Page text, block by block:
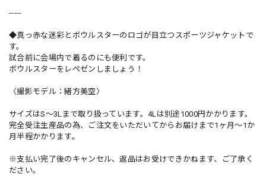
-----
◆真っ赤な迷彩とボウルスターのロゴが目立つスポーツジャケットで
す。
試合前に会場内で着るのにも便利です。
ボウルスターをレペゼンしましょう！
〈撮影モデル：緒方美空〉
サイズはS～3Lまで取り扱っています。4Lは別途1000円かかります。
完全受注生産品の為、ご注文をいただいてからお届けまで1ヶ月～1か
月半程かかります。
※支払い完了後のキャンセル、返品はお受けできかねます、ご了承く
ださい。